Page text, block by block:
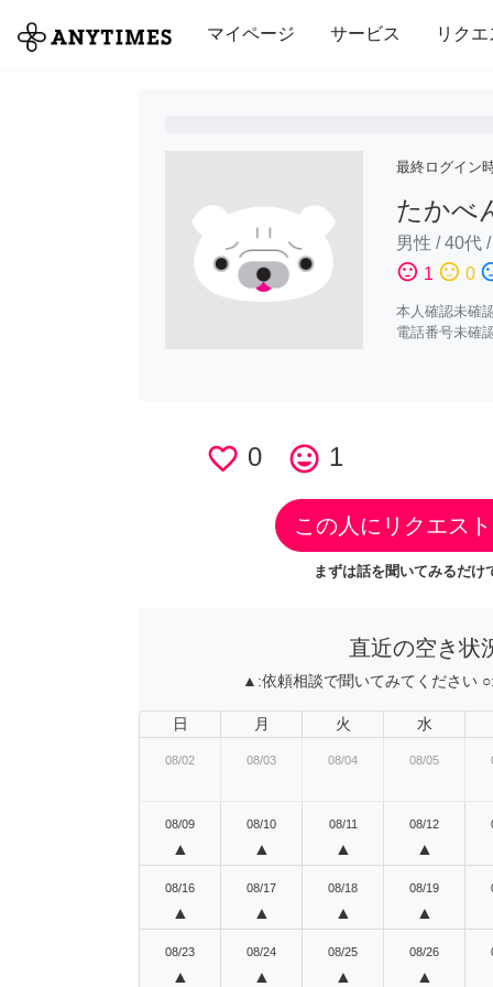
マイページ サービス リクエ
全て 修理・組立 家事 引っ越し
最終ログイン
たかべ
男性 /40代 /
sentiment_satisfied 1 sentiment_neutral 0
本人確認未確
電話番号未確
favorite_border 0 tag_faces 1
この人にリクエス
まずは話を聞いてみるだけ
直近の空き状
▲:依頼相談で聞いてみてください ○:
日 月 火 水
08/02 08/03 08/04 08/05
08/09
▲
08/10
▲
08/11
▲
08/12
▲
08/16
▲
08/17
▲
08/18
▲
08/19
▲
08/23
▲
08/24
▲
08/25
▲
08/26
▲